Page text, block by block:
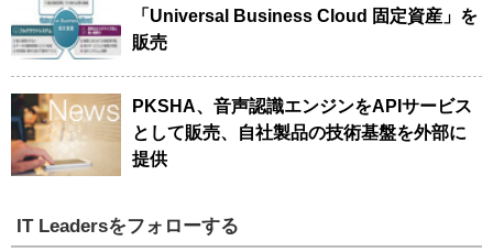
「Universal Business Cloud 固定資産」を
販売
PKSHA、音声認識エンジンをAPIサービス
として販売、自社製品の技術基盤を外部に
提供
IT Leadersをフォローする